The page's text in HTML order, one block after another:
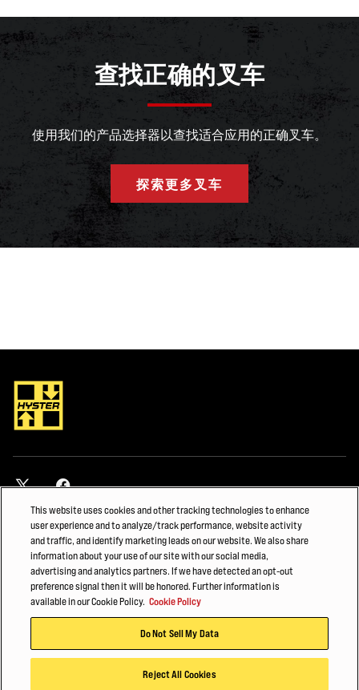
查找正确的叉车
使用我们的产品选择器以查找适合应用的正确叉车。
探索更多叉车
联系方式
查找经销商
关于我们
Hyster-Yale Materials Handling (HYMH)
This website uses cookies and other tracking technologies to enhance
user experience and to analyze/track performance, website activity
and traffic, and identify marketing leads on our website. We also share
information about your use of our site with our social media,
advertising and analytics partners. If we have detected an opt-out
preference signal then it will be honored. Further information is
available in our Cookie Policy. Cookie Policy
Do Not Sell My Data
Reject All Cookies